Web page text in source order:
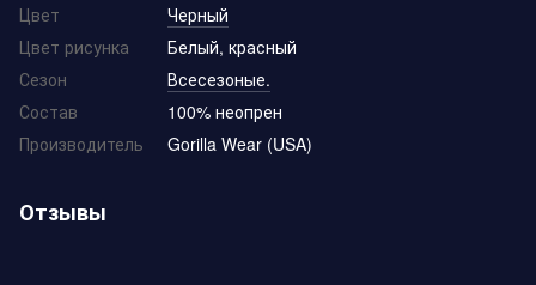
Цвет
Черный
Цвет рисунка
Белый, красный
Сезон
Всесезоные.
Состав
100% неопрен
Производитель
Gorilla Wear (USA)
Отзывы